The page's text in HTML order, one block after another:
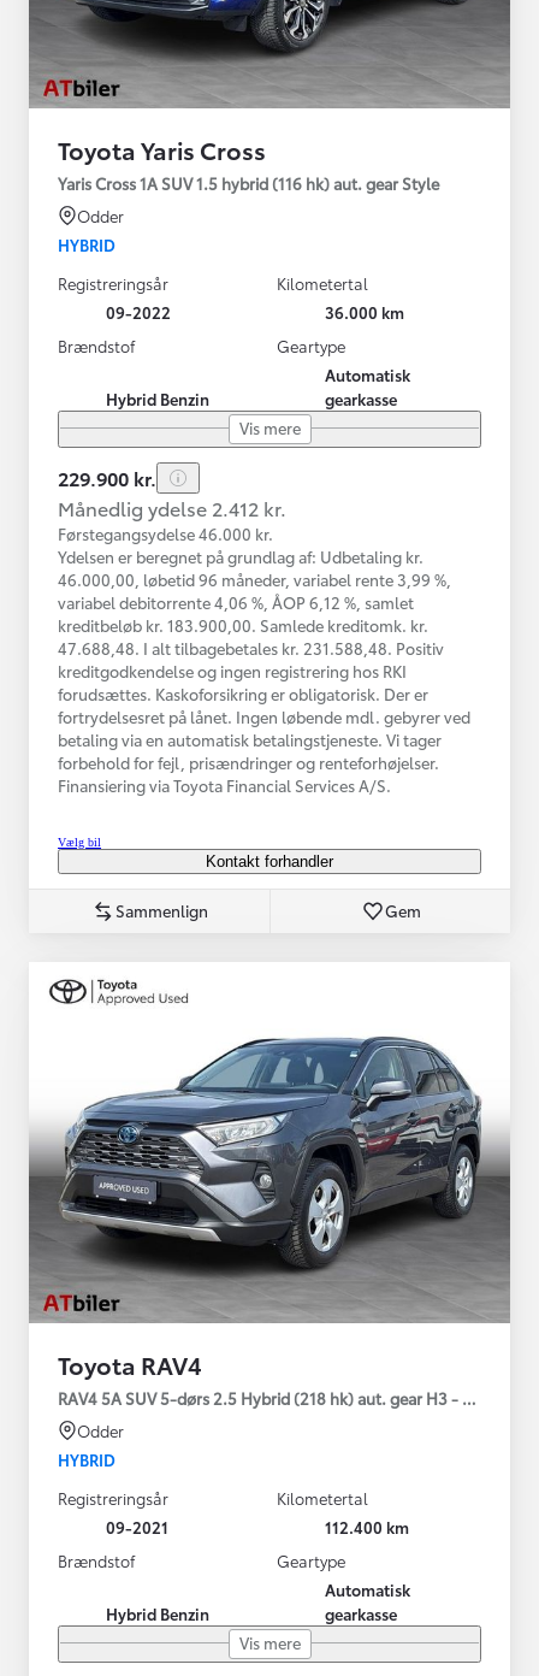
Toyota Yaris Cross
Yaris Cross 1A SUV 1.5 hybrid (116 hk) aut. gear Style
Odder
HYBRID
Registreringsår
09-2022
Kilometertal
36.000 km
Brændstof
Hybrid Benzin
Geartype
Automatisk
gearkasse
Vis mere
229.900 kr.
Månedlig ydelse 2.412 kr.
Førstegangsydelse 46.000 kr.
Ydelsen er beregnet på grundlag af: Udbetaling kr.
46.000,00, løbetid 96 måneder, variabel rente 3,99 %,
variabel debitorrente 4,06 %, ÅOP 6,12 %, samlet
kreditbeløb kr. 183.900,00. Samlede kreditomk. kr.
47.688,48. I alt tilbagebetales kr. 231.588,48. Positiv
kreditgodkendelse og ingen registrering hos RKI
forudsættes. Kaskoforsikring er obligatorisk. Der er
fortrydelsesret på lånet. Ingen løbende mdl. gebyrer ved
betaling via en automatisk betalingstjeneste. Vi tager
forbehold for fejl, prisændringer og renteforhøjelser.
Finansiering via Toyota Financial Services A/S.
Vælg bil
Kontakt forhandler
Sammenlign Gem
Toyota RAV4
RAV4 5A SUV 5-dørs 2.5 Hybrid (218 hk) aut. gear H3 - Comfort
Odder
HYBRID
Registreringsår
09-2021
Kilometertal
112.400 km
Brændstof
Hybrid Benzin
Geartype
Automatisk
gearkasse
Vis mere